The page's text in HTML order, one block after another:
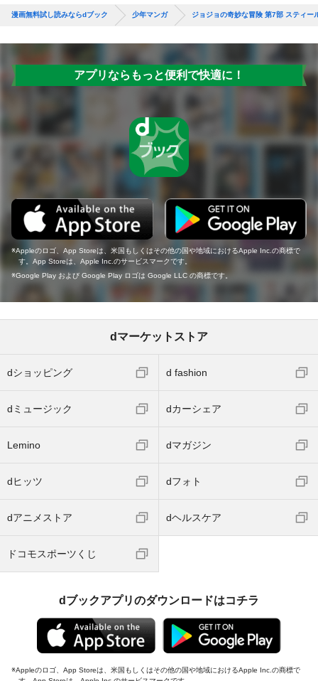
漫画無料試し読みならdブック 少年マンガ ジョジョの奇妙な冒険 第7部 スティー
アプリならもっと便利で快適に！
Appleのロゴ、App Storeは、米国もしくはその他の国や地域におけるApple Inc.の商標で
す。App Storeは、Apple Inc.のサービスマークです。
Google Play および Google Play ロゴは Google LLC の商標です。
dマーケットストア
dショッピング d fashion
dミュージック dカーシェア
Lemino dマガジン
dヒッツ dフォト
dアニメストア dヘルスケア
ドコモスポーツくじ
dブックアプリのダウンロードはコチラ
Appleのロゴ、App Storeは、米国もしくはその他の国や地域におけるApple Inc.の商標で